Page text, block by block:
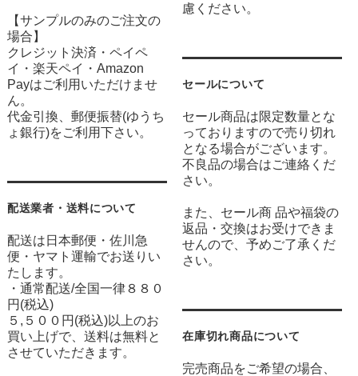
【サンプルのみのご注文の
場合】
クレジット決済・ペイペ
イ・楽天ペイ・Amazon
Payはご利用いただけませ
ん。
代金引換、郵便振替(ゆうち
ょ銀行)をご利用下さい。
配送業者・送料について
配送は日本郵便・佐川急
便・ヤマト運輸でお送りい
たします。
・通常配送/全国一律８８０
円(税込)
５,５００円(税込)以上のお
買い上げで、送料は無料と
させていただきます。
慮ください。
セールについて
セール商品は限定数量とな
っておりますので売り切れ
となる場合がございます。
不良品の場合はご連絡くだ
さい。
また、セール商 品や福袋の
返品・交換はお受けできま
せんので、予めご了承くだ
さい。
在庫切れ商品について
完売商品をご希望の場合、